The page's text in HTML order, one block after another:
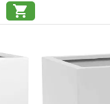
shopping_cart